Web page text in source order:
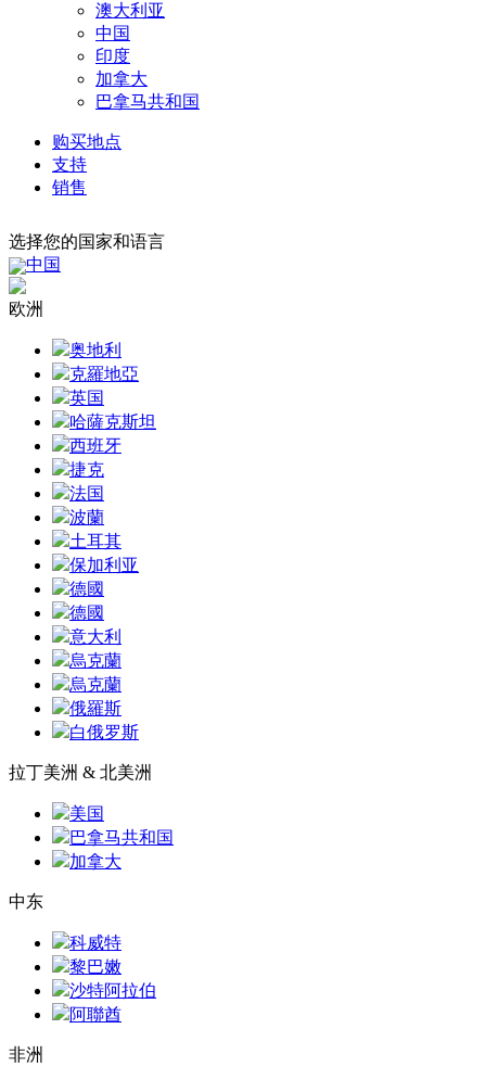
澳大利亚
中国
印度
加拿大
巴拿马共和国
购买地点
支持
销售
选择您的国家和语言
中国
欧洲
奥地利
克羅地亞
英国
哈薩克斯坦
西班牙
捷克
法国
波蘭
土耳其
保加利亚
德國
德國
意大利
烏克蘭
烏克蘭
俄羅斯
白俄罗斯
拉丁美洲 & 北美洲
美国
巴拿马共和国
加拿大
中东
科威特
黎巴嫩
沙特阿拉伯
阿聯酋
非洲